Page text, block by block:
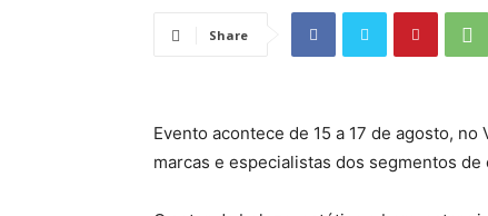
Share
Evento acontece de 15 a 17 de agosto,
marcas e especialistas dos segmentos